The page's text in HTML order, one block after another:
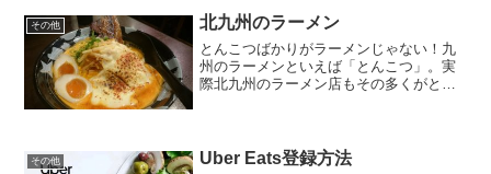
その他 北九州のラーメン
とんこつばかりがラーメンじゃない！九
州のラーメンといえば「とんこつ」。実
際北九州のラーメン店もその多くがとん
食べたいな」という時もあ...
その他 Uber Eats登録方法